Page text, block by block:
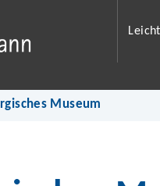
Museum